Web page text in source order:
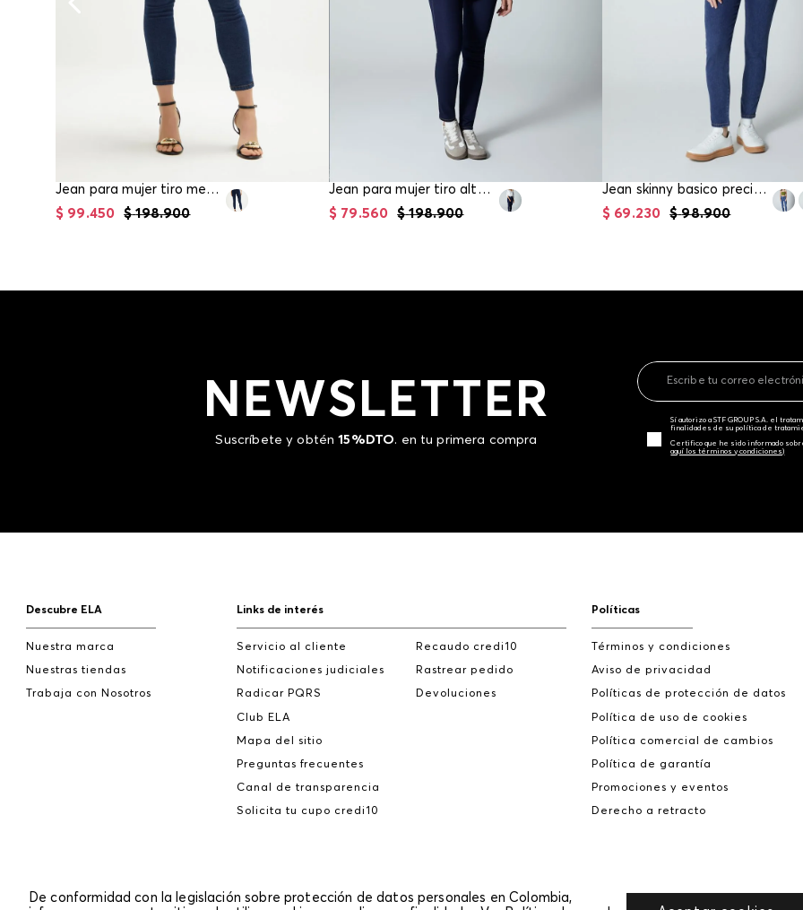
Jean para mujer tiro medio skinny
$ 198.900
$ 99.450
Jean para mujer tiro alto skinny con hebilla
$ 198.900
$ 79.560
Jean skinny basico precio gancho para mujer
$ 98.900
$ 69.230
NEWSLETTER
Suscríbete y obtén15%DTO. en tu primera compra
Sí autorizo a STF GROUP S.A. el
finalidades de su política de
Certifico que he sido informado
aquí los términos y condiciones)
Descubre ELA
Nuestra marca
Nuestras tiendas
Trabaja con Nosotros
Links de interés
Servicio al cliente
Notificaciones judiciales
Radicar PQRS
Club ELA
Mapa del sitio
Preguntas frecuentes
Canal de transparencia
Solicita tu cupo credi10
Recaudo credi10
Rastrear pedido
Devoluciones
Políticas
Términos y condiciones
Aviso de privacidad
Políticas de protección de datos
Política de uso de cookies
Política comercial de cambios
Política de garantía
Promociones y eventos
Derecho a retracto
De conformidad con la legislación sobre protección de datos personales en Colombia,